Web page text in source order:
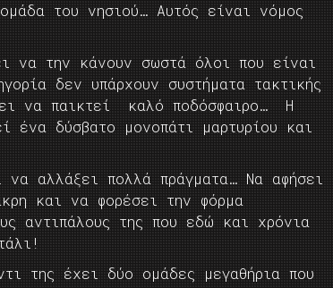
του νησιού… Αυτός είναι νόμος
να την κάνουν σωστά όλοι που είναι
δεν υπάρχουν συστήματα τακτικής
να παικτεί καλό ποδόσφαιρο… Η
ένα δύσβατο μονοπάτι μαρτυρίου και
αλλάξει πολλά πράγματα… Να αφήσει
και να φορέσει την φόρμα
αντιπάλους της που εδώ και χρόνια
της έχει δύο ομάδες μεγαθήρια που